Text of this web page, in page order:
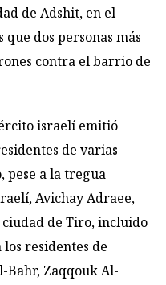
de Adshit, en el
dos personas más
contra el barrio de
israelí emitió
de varias
pese a la tregua
Avichay Adraee,
de Tiro, incluido
residentes de
Bahr, Zaqqouk Al-